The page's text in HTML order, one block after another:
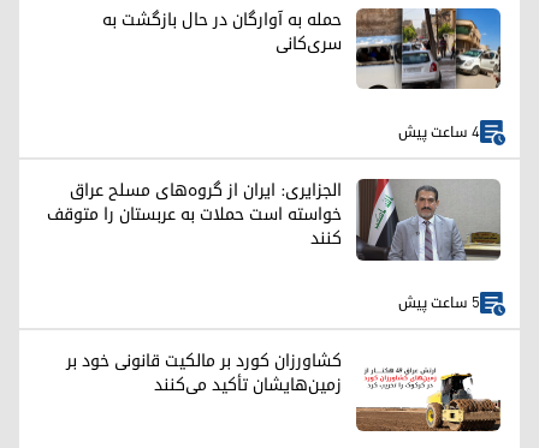
حمله به آوارگان در حال بازگشت به
سری‌کانی
4 ساعت پیش
الجزایری: ایران از گروه‌های مسلح عراق
خواسته است حملات به عربستان را متوقف
کنند
5 ساعت پیش
کشاورزان کورد بر مالکیت قانونی خود بر
زمین‌هایشان تأکید می‌کنند